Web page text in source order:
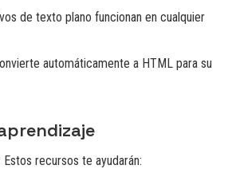
de texto plano funcionan en cualquier
automáticamente a HTML para su
recursos te ayudarán: